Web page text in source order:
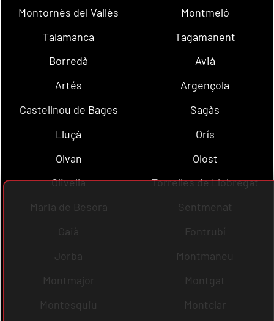
Montornès del Vallès
Montmeló
Talamanca
Tagamanent
Borredà
Avià
Artés
Argençola
Castellnou de Bages
Sagàs
Lluçà
Orís
Olvan
Olost
Olivella
Torrelles de Llobregat
Maria de Besora
Sentmenat
Gaià
Fontrubí
Jorba
Montmaneu
Montmajor
Montgat
Montesquiu
Montclar